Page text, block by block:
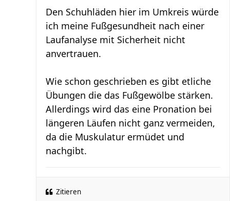
Den Schuhläden hier im Umkreis würde
ich meine Fußgesundheit nach einer
Laufanalyse mit Sicherheit nicht
anvertrauen.
Wie schon geschrieben es gibt etliche
Übungen die das Fußgewölbe stärken.
Allerdings wird das eine Pronation bei
längeren Läufen nicht ganz vermeiden,
da die Muskulatur ermüdet und
nachgibt.
Zitieren